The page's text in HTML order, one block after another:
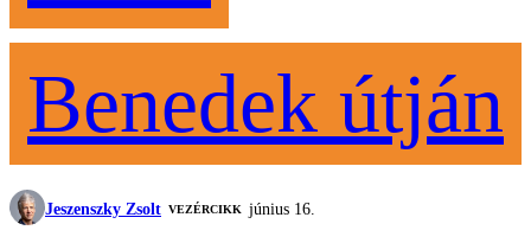
Benedek útján
Jeszenszky Zsolt VEZÉRCIKK június 16.